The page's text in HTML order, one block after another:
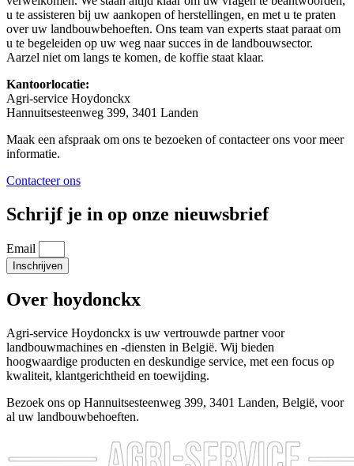
u te assisteren bij uw aankopen of herstellingen, en met u te praten
over uw landbouwbehoeften. Ons team van experts staat paraat om
u te begeleiden op uw weg naar succes in de landbouwsector.
Aarzel niet om langs te komen, de koffie staat klaar.
Kantoorlocatie:
Agri-service Hoydonckx
Hannuitsesteenweg 399, 3401 Landen
Maak een afspraak om ons te bezoeken of contacteer ons voor meer
informatie.
Contacteer ons
Schrijf je in op onze nieuwsbrief
Email
Inschrijven
Over hoydonckx
Agri-service Hoydonckx is uw vertrouwde partner voor
landbouwmachines en -diensten in België. Wij bieden
hoogwaardige producten en deskundige service, met een focus op
kwaliteit, klantgerichtheid en toewijding.
Bezoek ons op Hannuitsesteenweg 399, 3401 Landen, België, voor
al uw landbouwbehoeften.